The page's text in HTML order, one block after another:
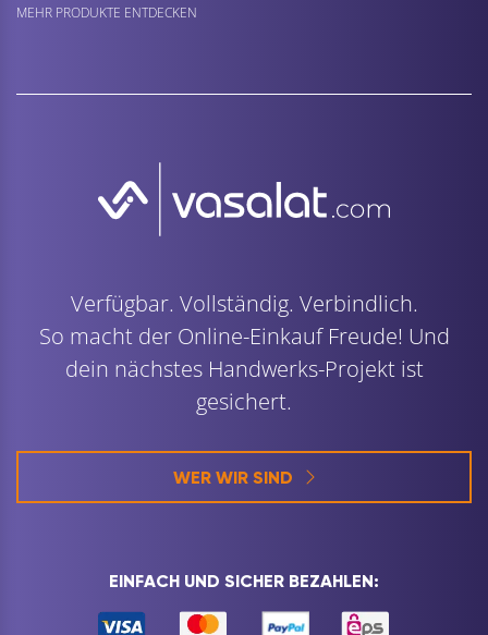
MEHR PRODUKTE ENTDECKEN
Verfügbar. Vollständig. Verbindlich.
So macht der Online-Einkauf Freude! Und
dein nächstes Handwerks-Projekt ist
gesichert.
WER WIR SIND
EINFACH UND SICHER BEZAHLEN: